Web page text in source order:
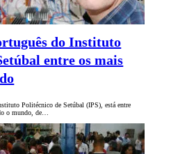
do Instituto
entre os mais
Politécnico de Setúbal (IPS), está entre
o mundo, de…